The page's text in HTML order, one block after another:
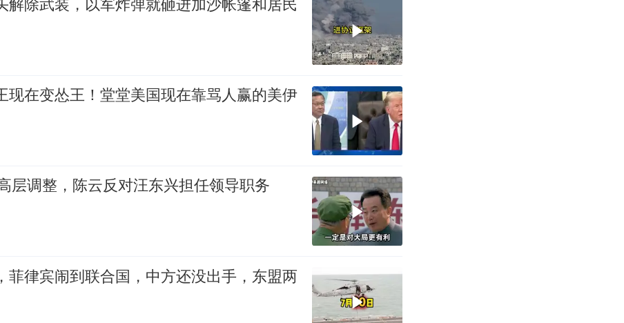
现在变怂王！堂堂美国现在靠骂人赢的美伊
层调整，陈云反对汪东兴担任领导职务
菲律宾闹到联合国，中方还没出手，东盟两